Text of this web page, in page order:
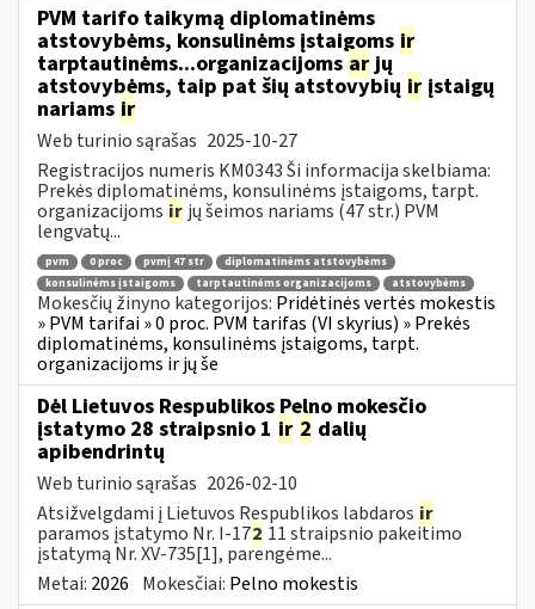
PVM tarifo taikymą diplomatinėms
atstovybėms, konsulinėms įstaigoms ir
tarptautinėms...organizacijoms arjų
atstovybėms, taip pat šių atstovybių ir įstaigų
nariams ir
Web turinio sąrašas 2025-10-27
Registracijos numeris KM0343 Ši informacija skelbiama:
Prekės diplomatinėms, konsulinėms įstaigoms, tarpt.
organizacijoms ir jų šeimos nariams (47 str.) PVM
lengvatų...
pvm 0 proc pvmį 47 str
diplomatinėms atstovybėms
konsulinėms įstaigoms
tarptautinėms organizacijoms atstovybėms
Mokesčių žinyno kategorijos: Pridėtinės vertės mokestis
» PVM tarifai » 0 proc. PVM tarifas (VI skyrius) » Prekės
diplomatinėms, konsulinėms įstaigoms, tarpt.
organizacijoms ir jų še
Dėl Lietuvos Respublikos Pelno mokesčio
įstatymo 28 straipsnio 1 ir 2 dalių
apibendrintų
Web turinio sąrašas 2026-02-10
Atsižvelgdami į Lietuvos Respublikos labdaros ir
paramos įstatymo Nr. I-172 11 straipsnio pakeitimo
įstatymą Nr. XV-735[1], parengėme...
Metai: 2026 Mokesčiai: Pelno mokestis